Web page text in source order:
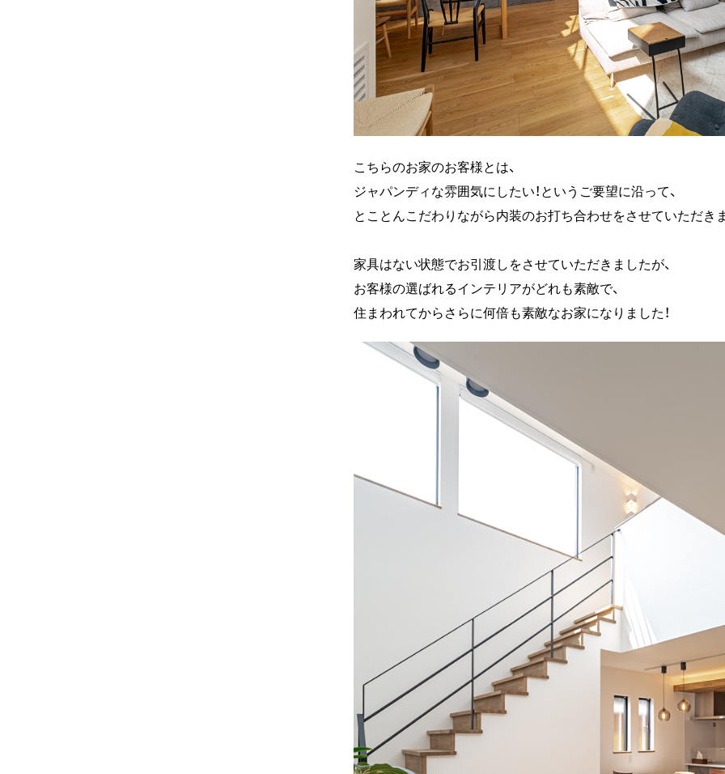
こちらのお家のお客様とは、
ジャパンディな雰囲気にしたい！というご要望に沿って、
とことんこだわりながら内装のお打ち合わせをさせていただき
家具はない状態でお引渡しをさせていただきましたが、
お客様の選ばれるインテリアがどれも素敵で、
住まわれてからさらに何倍も素敵なお家になりました！